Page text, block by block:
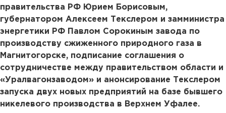
правительства РФ Юрием Борисовым,
губернатором Алексеем Текслером и замминистра
энергетики РФ Павлом Сорокиным завода по
производству сжиженного природного газа в
Магнитогорске, подписание соглашения о
сотрудничестве между правительством области и
«Уралвагонзаводом» и анонсирование Текслером
запуска двух новых предприятий на базе бывшего
никелевого производства в Верхнем Уфалее.